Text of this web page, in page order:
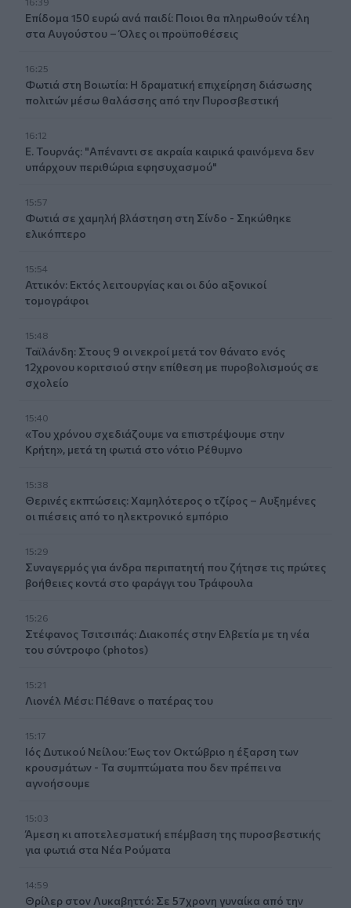
Επίδομα 150 ευρώ ανά παιδί: Ποιοι θα πληρωθούν τέλη
στα Αυγούστου – Όλες οι προϋποθέσεις
16:25
Φωτιά στη Βοιωτία: Η δραματική επιχείρηση διάσωσης
πολιτών μέσω θαλάσσης από την Πυροσβεστική
16:12
Ε. Τουρνάς: "Απέναντι σε ακραία καιρικά φαινόμενα δεν
υπάρχουν περιθώρια εφησυχασμού"
15:57
Φωτιά σε χαμηλή βλάστηση στη Σίνδο - Σηκώθηκε
ελικόπτερο
15:54
Αττικόν: Εκτός λειτουργίας και οι δύο αξονικοί
τομογράφοι
15:48
Ταϊλάνδη: Στους 9 οι νεκροί μετά τον θάνατο ενός
12χρονου κοριτσιού στην επίθεση με πυροβολισμούς σε
σχολείο
15:40
«Του χρόνου σχεδιάζουμε να επιστρέψουμε στην
Κρήτη», μετά τη φωτιά στο νότιο Ρέθυμνο
15:38
Θερινές εκπτώσεις: Χαμηλότερος ο τζίρος – Αυξημένες
οι πιέσεις από το ηλεκτρονικό εμπόριο
15:29
Συναγερμός για άνδρα περιπατητή που ζήτησε τις πρώτες
βοήθειες κοντά στο φαράγγι του Τράφουλα
15:26
Στέφανος Τσιτσιπάς: Διακοπές στην Ελβετία με τη νέα
του σύντροφο (photos)
15:21
Λιονέλ Μέσι: Πέθανε ο πατέρας του
15:17
Ιός Δυτικού Νείλου: Έως τον Οκτώβριο η έξαρση των
κρουσμάτων - Τα συμπτώματα που δεν πρέπει να
αγνοήσουμε
15:03
Άμεση κι αποτελεσματική επέμβαση της πυροσβεστικής
για φωτιά στα Νέα Ρούματα
14:59
Θρίλερ στον Λυκαβηττό: Σε 57χρονη γυναίκα από την